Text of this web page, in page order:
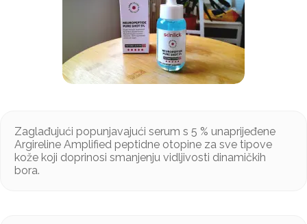
Zaglađujući popunjavajući serum s 5 % unaprijeđene
Argireline Amplified peptidne otopine za sve tipove
kože koji doprinosi smanjenju vidljivosti dinamičkih
bora.